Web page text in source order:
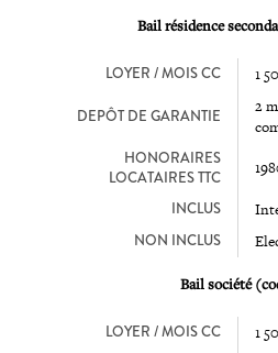
Bail résidence
LOYER / MOIS CC 1
DEPÔT DE GARANTIE
2
HONORAIRES
LOCATAIRES TTC
INCLUS
NON INCLUS
Bail société
LOYER / MOIS CC 1